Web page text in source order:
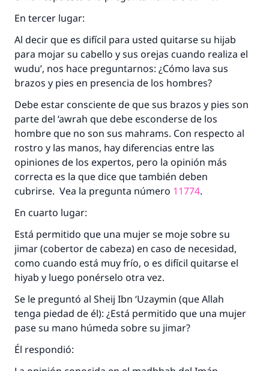
En tercer lugar:
Al decir que es difícil para usted quitarse su hijab
para mojar su cabello y sus orejas cuando realiza el
wudu’, nos hace preguntarnos: ¿Cómo lava sus
brazos y pies en presencia de los hombres?
Debe estar consciente de que sus brazos y pies son
parte del ‘awrah que debe esconderse de los
hombre que no son sus mahrams. Con respecto al
rostro y las manos, hay diferencias entre las
opiniones de los expertos, pero la opinión más
correcta es la que dice que también deben
cubrirse. Vea la pregunta número 11774.
En cuarto lugar:
Está permitido que una mujer se moje sobre su
jimar (cobertor de cabeza) en caso de necesidad,
como cuando está muy frío, o es difícil quitarse el
hiyab y luego ponérselo otra vez.
Se le preguntó al Sheij Ibn ‘Uzaymin (que Allah
tenga piedad de él): ¿Está permitido que una mujer
pase su mano húmeda sobre su jimar?
Él respondió: